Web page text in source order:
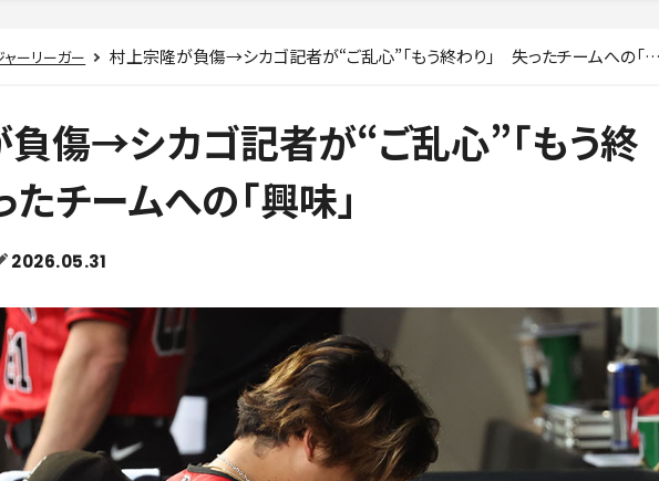
ーリーガー 村上宗隆が負傷→シカゴ記者が“ご乱心”「もう終わり」 失ったチームへの「興味」
傷→シカゴ記者が“ご乱心”「もう終
チームへの「興味」
2026.05.31